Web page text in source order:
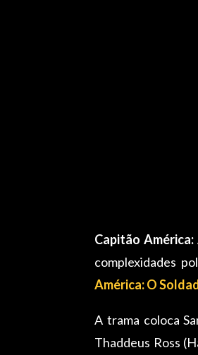
Capitão
complexidades
América: O
A trama coloca
Thaddeus Ross